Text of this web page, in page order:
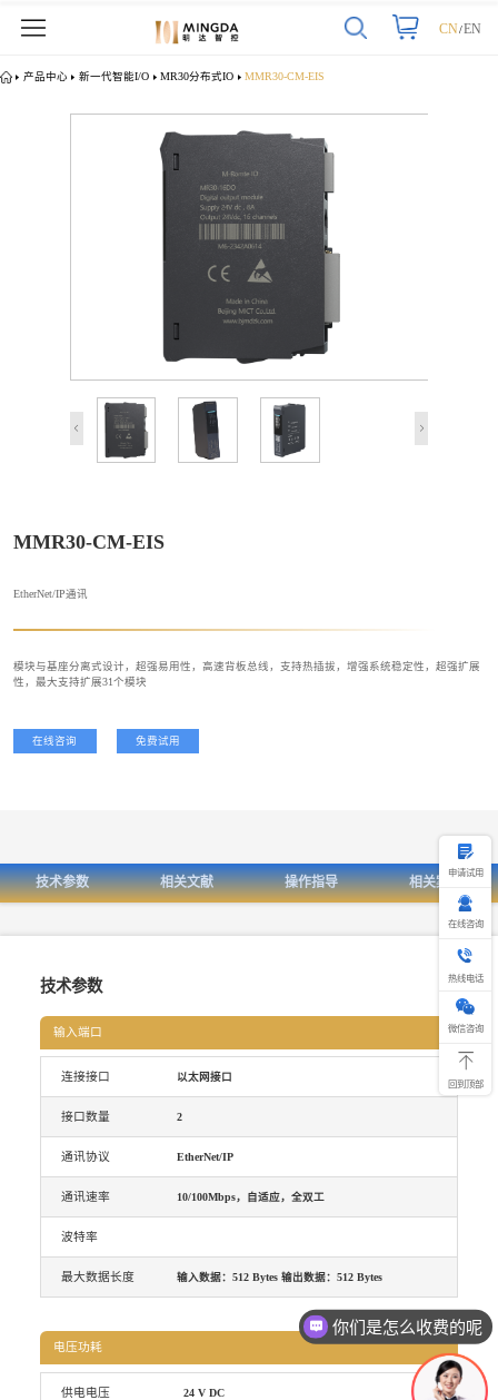
CN/EN
产品中心 新一代智能I/O MR30分布式IO MMR30-CM-EIS
MMR30-CM-EIS
EtherNet/IP通讯
模块与基座分离式设计，超强易用性，高速背板总线，支持热插拔，增强系统稳定性，超强扩展
性，最大支持扩展31个模块
在线咨询 免费试用
技术参数 相关文献 操作指导 相关案例
技术参数
输入端口
连接接口 以太网接口
接口数量 2
通讯协议 EtherNet/IP
通讯速率 10/100Mbps，自适应，全双工
波特率
最大数据长度 输入数据：512 Bytes 输出数据：512 Bytes
电压功耗
供电电压 24 V DC
申请试用
在线咨询
热线电话
热
线
话
400-
微信咨询
回到顶部
你们是怎么收费的呢